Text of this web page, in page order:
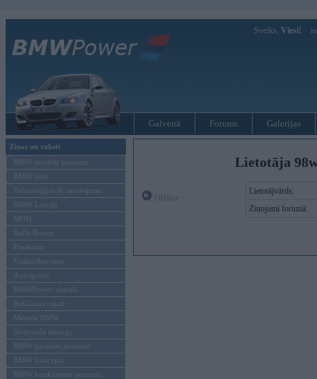
Sveiks, Viesi!
Galvenā Forums Galerijas
Ziņas un raksti
BMW modeļu jaunumi
BMW testi
Tehnoloģijas & sasniegumi
BMW Latvijā
MINI
Rolls-Royce
Pasākumi
Vadāmības tests
Autosports
BMWPower aktuāli
Reklāmas raksti
Mēneša BMW
Sērijveida tūnings
BMW pasaules jaunumi
BMW koncepti
BMW konkurentu jaunumi
Lietotāja
Lietotājvārds:
Ziņojumi forumā: